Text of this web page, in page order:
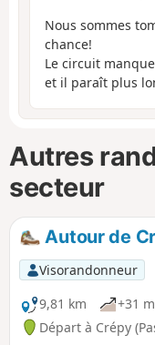
Nous sommes
chance!
Le circuit
et il paraît plus
Autres
secteur
Autour de
Visorandonneur
9,81 km
+31 m
Départ à Crépy